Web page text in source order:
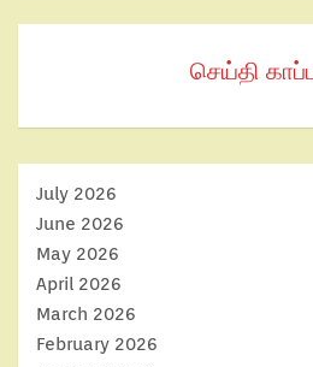
செய்தி
July 2026
June 2026
May 2026
April 2026
March 2026
February 2026